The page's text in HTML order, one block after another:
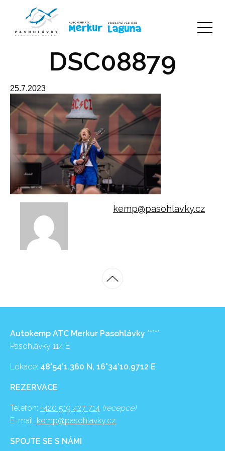
DSC08879
25.7.2023
kemp@pasohlavky.cz
Autokemp ATC Merkur Pasohlávky *****
Pasohlávky 114 E
Lokace: 48°54’1.360 N, 16°34’10.9712 E
REZERVACE
Telefon: +420 519 427 714 (recepce)
E-mail: kemp@pasohlavky.cz
SPOJTE SE S NÁMI